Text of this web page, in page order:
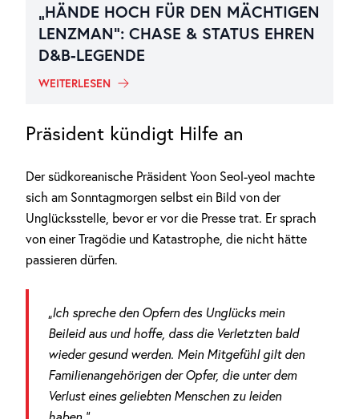
„HÄNDE HOCH FÜR DEN MÄCHTIGEN
LENZMAN“: CHASE & STATUS EHREN
D&B-LEGENDE
WEITERLESEN
Präsident kündigt Hilfe an
Der südkoreanische Präsident Yoon Seol-yeol machte
sich am Sonntagmorgen selbst ein Bild von der
Unglücksstelle, bevor er vor die Presse trat. Er sprach
von einer Tragödie und Katastrophe, die nicht hätte
passieren dürfen.
„Ich spreche den Opfern des Unglücks mein
Beileid aus und hoffe, dass die Verletzten bald
wieder gesund werden. Mein Mitgefühl gilt den
Familienangehörigen der Opfer, die unter dem
Verlust eines geliebten Menschen zu leiden